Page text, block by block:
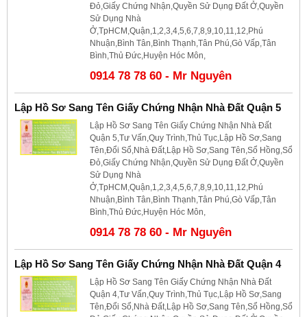
Đỏ,Giấy Chứng Nhận,Quyền Sử Dụng Đất Ở,Quyền
Sử Dụng Nhà
Ở,TpHCM,Quận,1,2,3,4,5,6,7,8,9,10,11,12,Phú
Nhuận,Bình Tân,Bình Thạnh,Tân Phú,Gò Vấp,Tân
Bình,Thủ Đức,Huyện Hóc Môn,
0914 78 78 60 - Mr Nguyên
Lập Hồ Sơ Sang Tên Giấy Chứng Nhận Nhà Đất Quận 5
Lập Hồ Sơ Sang Tên Giấy Chứng Nhận Nhà Đất
Quận 5,Tư Vấn,Quy Trình,Thủ Tục,Lập Hồ Sơ,Sang
Tên,Đổi Sổ,Nhà Đất,Lập Hồ Sơ,Sang Tên,Sổ Hồng,Sổ
Đỏ,Giấy Chứng Nhận,Quyền Sử Dụng Đất Ở,Quyền
Sử Dụng Nhà
Ở,TpHCM,Quận,1,2,3,4,5,6,7,8,9,10,11,12,Phú
Nhuận,Bình Tân,Bình Thạnh,Tân Phú,Gò Vấp,Tân
Bình,Thủ Đức,Huyện Hóc Môn,
0914 78 78 60 - Mr Nguyên
Lập Hồ Sơ Sang Tên Giấy Chứng Nhận Nhà Đất Quận 4
Lập Hồ Sơ Sang Tên Giấy Chứng Nhận Nhà Đất
Quận 4,Tư Vấn,Quy Trình,Thủ Tục,Lập Hồ Sơ,Sang
Tên,Đổi Sổ,Nhà Đất,Lập Hồ Sơ,Sang Tên,Sổ Hồng,Sổ